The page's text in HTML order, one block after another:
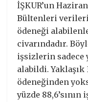
İŞKUR’un
Bültenleri
ödeneği
civarındadır.
işsizlerin sadece
alabildi.
ödeneğinden
yüzde